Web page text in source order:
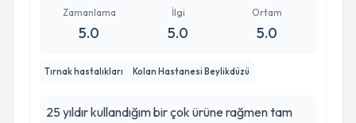
Zamanlama
5.0
İlgi
5.0
Ortam
5.0
Tırnak hastalıkları Kolan Hastanesi Beylikdüzü
25 yıldır kullandığım bir çok ürüne rağmen tam